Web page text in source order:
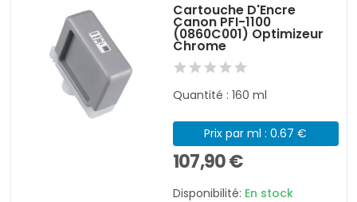
Cartouche D'Encre
Canon PFI-1100
(0860C001) Optimizeur
Chrome
Quantité : 160 ml
Prix par ml : 0.67 €
107,90 €
Disponibilité: En stock